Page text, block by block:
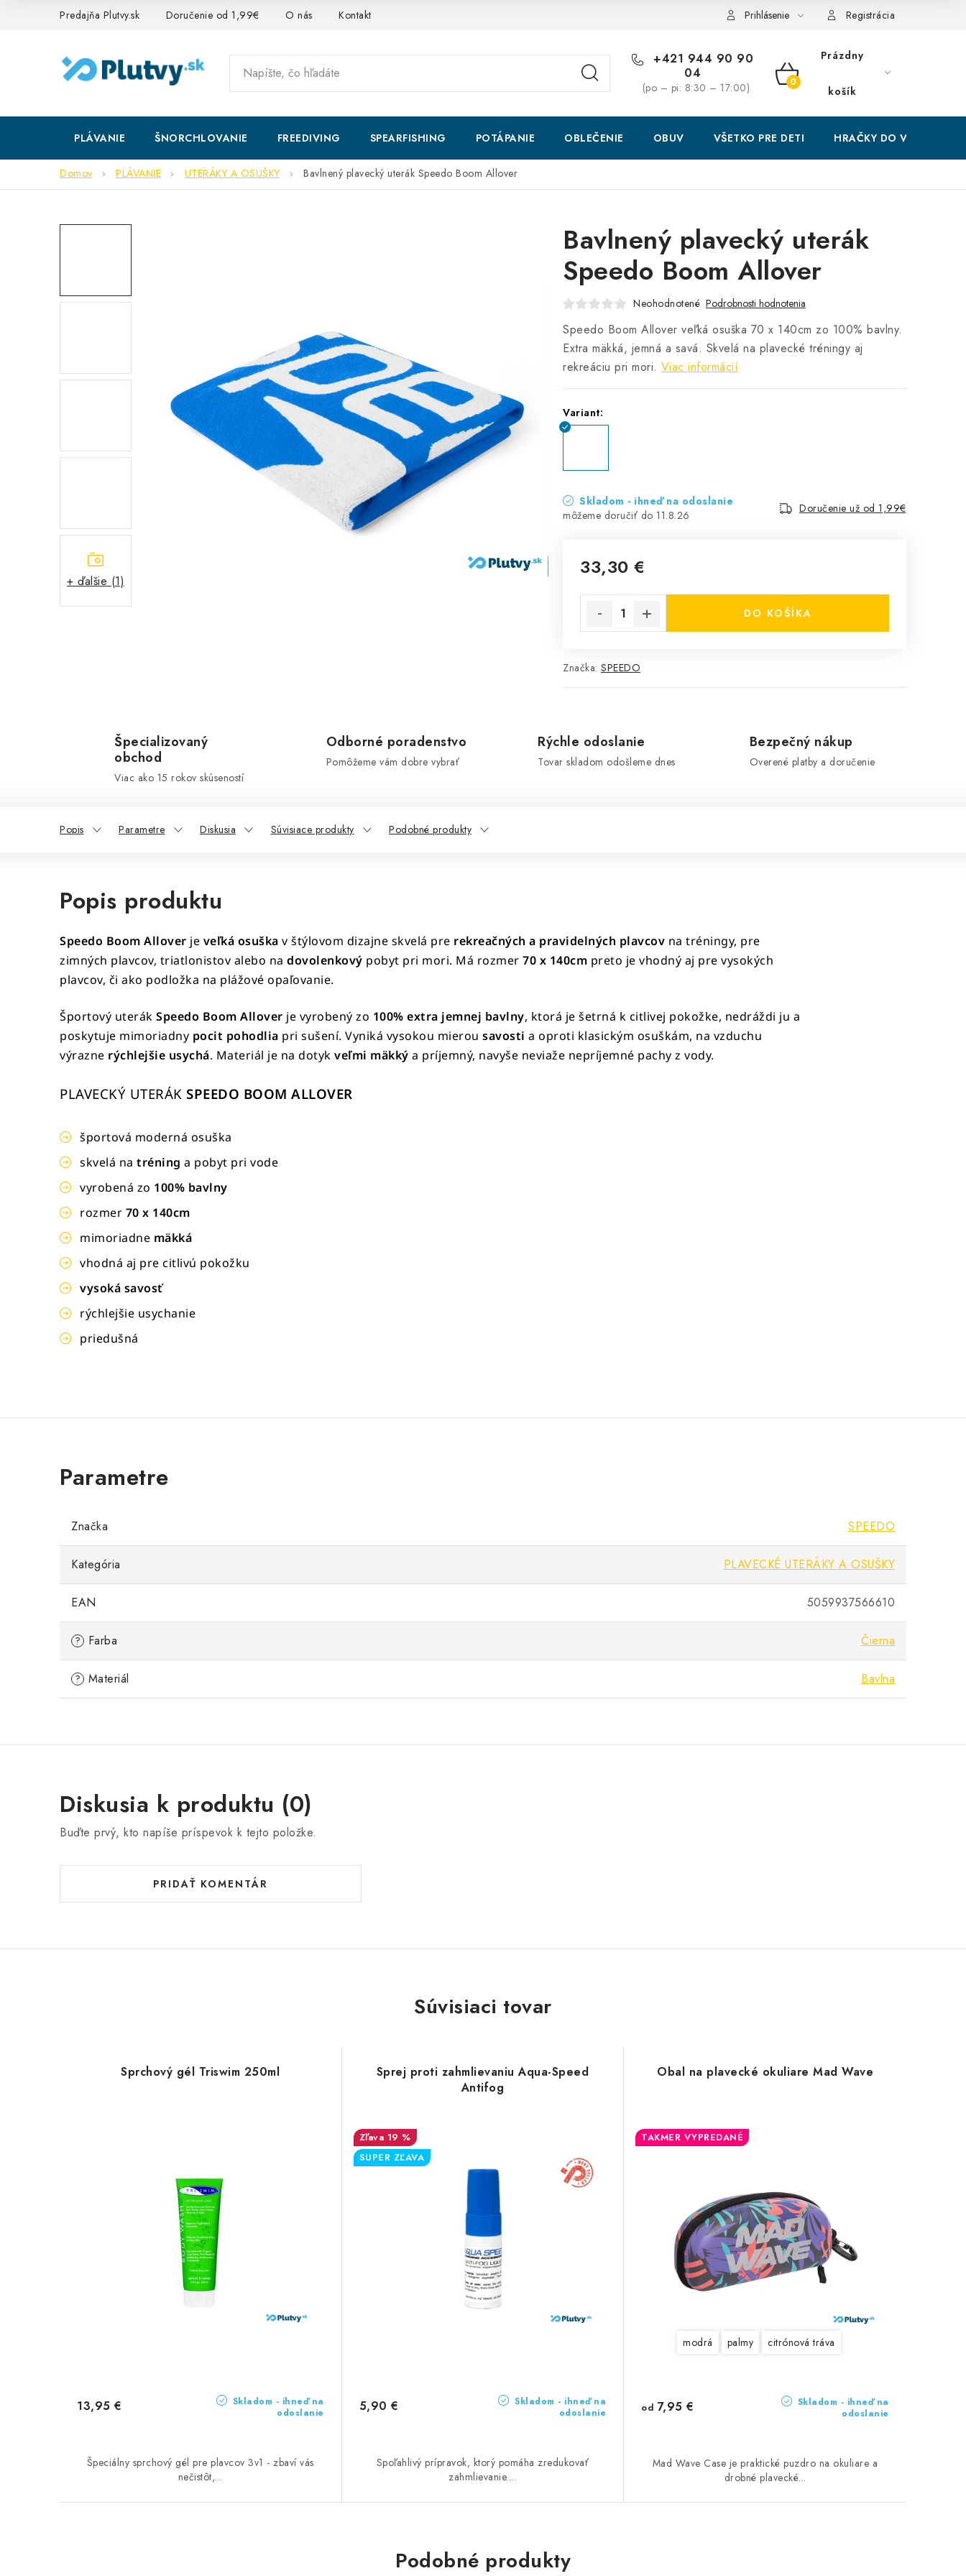
Predajňa Plutvy.sk Doručenie od 1,99€ O nás Kontakt Prihlásenie Registrácia
+421 944 90 90
04
(po – pi: 8:30 – 17:00)
NÁKUPNÝ
Prázdny
košík
PLÁVANIE ŠNORCHLOVANIE FREEDIVING SPEARFISHING POTÁPANIE OBLEČENIE OBUV VŠETKO PRE DETI HRAČKY DO VODY
Domov PLÁVANIE UTERÁKY A OSUŠKY Bavlnený plavecký uterák Speedo Boom Allover
+ ďalšie (1)
Bavlnený plavecký uterák
Speedo Boom Allover
Neohodnotené Podrobnosti hodnotenia
Speedo Boom Allover veľká osuška 70 x 140cm zo 100% bavlny.
Extra mäkká, jemná a savá. Skvelá na plavecké tréningy aj
rekreáciu pri mori. Viac informácií
Variant:
Skladom - ihneď na odoslanie
11.8.26
Doručenie už od 1,99€
33,30 €
DO KOŠÍKA
Značka: SPEEDO
Špecializovaný
obchod
Viac ako 15 rokov skúseností
Odborné poradenstvo
Pomôžeme vám dobre vybrať
Rýchle odoslanie
Tovar skladom odošleme dnes
Bezpečný nákup
Overené platby a doručenie
Popis Parametre Diskusia Súvisiace produkty Podobné produkty
Popis produktu
Speedo Boom Allover je veľká osuška v štýlovom dizajne skvelá pre rekreačných a pravidelných plavcov na tréningy, pre
zimných plavcov, triatlonistov alebo na dovolenkový pobyt pri mori. Má rozmer 70 x 140cm preto je vhodný aj pre vysokých
plavcov, či ako podložka na plážové opaľovanie.
Športový uterák Speedo Boom Allover je vyrobený zo 100% extra jemnej bavlny, ktorá je šetrná k citlivej pokožke, nedráždi ju a
poskytuje mimoriadny pocit pohodlia pri sušení. Vyniká vysokou mierou savosti a oproti klasickým osuškám, na vzduchu
výrazne rýchlejšie usychá. Materiál je na dotyk veľmi mäkký a príjemný, navyše neviaže nepríjemné pachy z vody.
PLAVECKÝ UTERÁK SPEEDO BOOM ALLOVER
športová moderná osuška
skvelá na tréning a pobyt pri vode
vyrobená zo 100% bavlny
rozmer 70 x 140cm
mimoriadne mäkká
vhodná aj pre citlivú pokožku
vysoká savosť
rýchlejšie usychanie
priedušná
Značka SPEEDO
Kategória PLAVECKÉ UTERÁKY A OSUŠKY
EAN 5059937566610
? Farba Čierna
? Materiál Bavlna
Diskusia k produktu (0)
Buďte prvý, kto napíše príspevok k tejto položke.
PRIDAŤ KOMENTÁR
Súvisiaci tovar
Sprchový gél Triswim 250ml
Skladom - ihneď na
odoslanie
13,95 €
Špeciálny sprchový gél pre plavcov 3v1 - zbaví vás
nečistôt,...
Sprej proti zahmlievaniu Aqua-Speed
Antifog
19 %
SUPER ZĽAVA
Skladom - ihneď na
odoslanie
5,90 €
Spoľahlivý prípravok, ktorý pomáha zredukovať
zahmlievanie....
Obal na plavecké okuliare Mad Wave
TAKMER VYPREDANÉ
modrá palmy citrónová tráva
Skladom - ihneď na
odoslanie
od 7,95 €
Mad Wave Case je praktické puzdro na okuliare a
drobné plavecké...
Podobné produkty